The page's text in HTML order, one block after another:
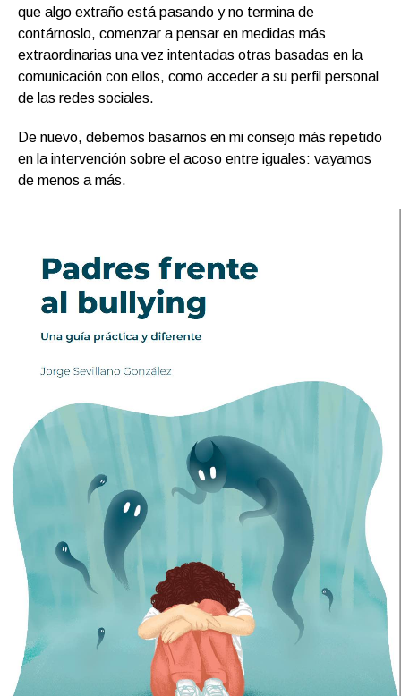
que algo extraño está pasando y no termina de
contárnoslo, comenzar a pensar en medidas más
extraordinarias una vez intentadas otras basadas en la
comunicación con ellos, como acceder a su perfil personal
de las redes sociales.
De nuevo, debemos basarnos en mi consejo más repetido
en la intervención sobre el acoso entre iguales: vayamos
de menos a más.